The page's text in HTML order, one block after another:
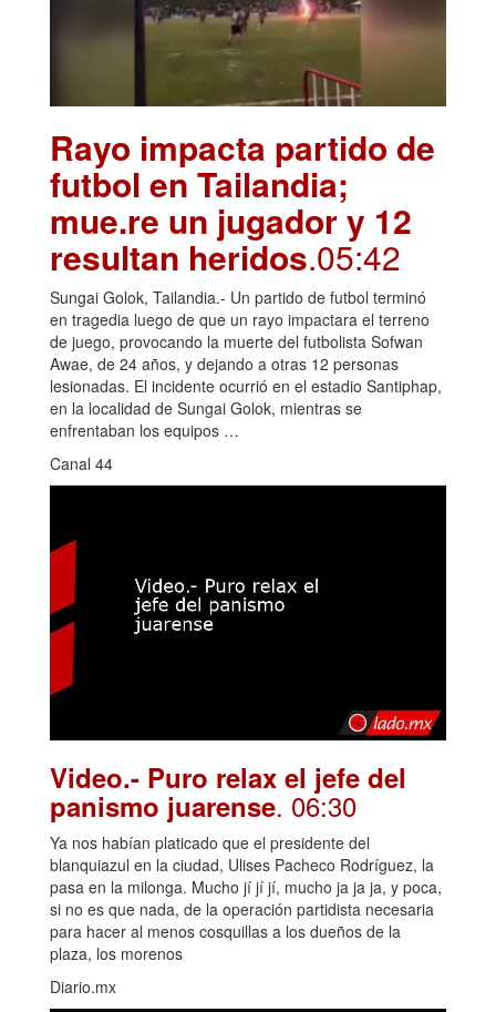
Rayo impacta partido de
futbol en Tailandia;
mue.re un jugador y 12
resultan heridos.05:42
Sungai Golok, Tailandia.- Un partido de futbol terminó
en tragedia luego de que un rayo impactara el terreno
de juego, provocando la muerte del futbolista Sofwan
Awae, de 24 años, y dejando a otras 12 personas
lesionadas. El incidente ocurrió en el estadio Santiphap,
en la localidad de Sungai Golok, mientras se
enfrentaban los equipos …
Canal 44
Video.- Puro relax el jefe del
panismo juarense. 06:30
Ya nos habían platicado que el presidente del
blanquiazul en la ciudad, Ulises Pacheco Rodríguez, la
pasa en la milonga. Mucho jí jí jí, mucho ja ja ja, y poca,
si no es que nada, de la operación partidista necesaria
para hacer al menos cosquillas a los dueños de la
plaza, los morenos
Diario.mx